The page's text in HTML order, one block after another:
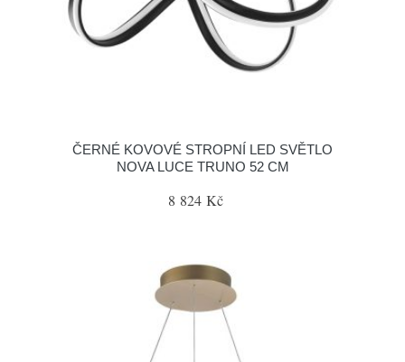
ČERNÉ KOVOVÉ STROPNÍ LED SVĚTLO
NOVA LUCE TRUNO 52 CM
8 824 Kč